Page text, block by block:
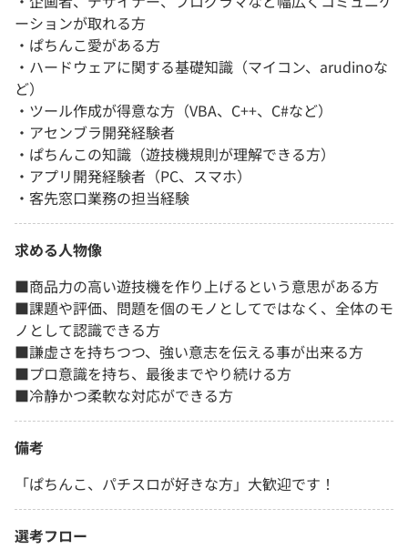
ーションが取れる方
・ぱちんこ愛がある方
・ハードウェアに関する基礎知識（マイコン、arudinoな
ど）
・ツール作成が得意な方（VBA、C++、C#など）
・アセンブラ開発経験者
・ぱちんこの知識（遊技機規則が理解できる方）
・アプリ開発経験者（PC、スマホ）
・客先窓口業務の担当経験
求める人物像
■商品力の高い遊技機を作り上げるという意思がある方
■課題や評価、問題を個のモノとしてではなく、全体のモ
ノとして認識できる方
■謙虚さを持ちつつ、強い意志を伝える事が出来る方
■プロ意識を持ち、最後までやり続ける方
■冷静かつ柔軟な対応ができる方
備考
「ぱちんこ、パチスロが好きな方」大歓迎です！
選考フロー